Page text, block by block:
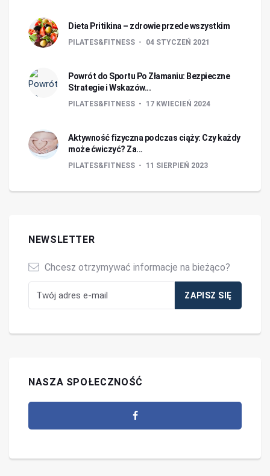
Dieta Pritikina – zdrowie przede wszystkim
PILATES&FITNESS 04 STYCZEŃ 2021
Powrót do Sportu Po Złamaniu: Bezpieczne
Strategie i Wskazów...
PILATES&FITNESS 17 KWIECIEŃ 2024
Aktywność fizyczna podczas ciąży: Czy każdy
może ćwiczyć? Za...
PILATES&FITNESS 11 SIERPIEŃ 2023
NEWSLETTER
Chcesz otrzymywać informacje na bieżąco?
NASZA SPOŁECZNOŚĆ